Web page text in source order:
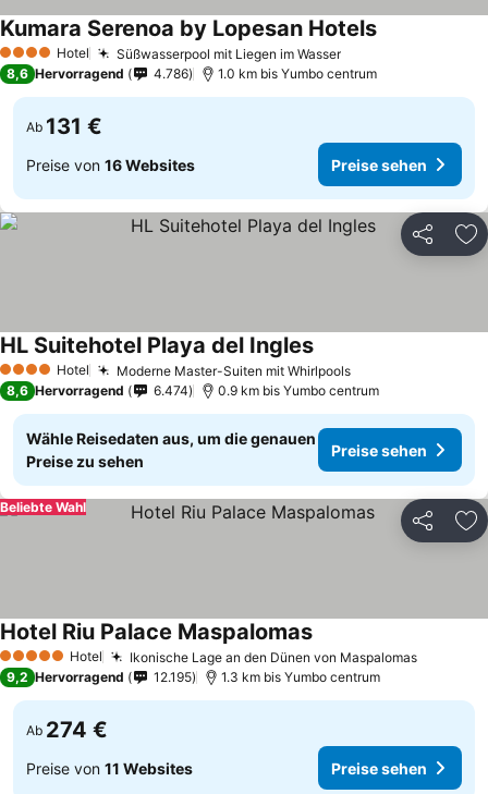
4 Sterne Hotel Süßwasserpool mit Liegen im WasserPreise sehen
Kumara Serenoa by Lopesan HotelsPreise sehen
8,6 Hervorragend 4.786 1.0 km bis Yumbo centrum
Ab 131 €
Preise von 16 Websites Preise sehen
Teilen
4 Sterne Hotel Moderne Master-Suiten mit WhirlpoolsPreise sehen
HL Suitehotel Playa del InglesPreise sehen
8,6 Hervorragend 6.474 0.9 km bis Yumbo centrum
Wähle Reisedaten aus, um die genauen
Preise zu sehen
Preise sehen
Teilen
Beliebte Wahl
5 Sterne Hotel Ikonische Lage an den Dünen von MaspalomasPreise
Hotel Riu Palace MaspalomasPreise sehen
9,2 Hervorragend 12.195 1.3 km bis Yumbo centrum
Ab 274 €
Preise von 11 Websites Preise sehen